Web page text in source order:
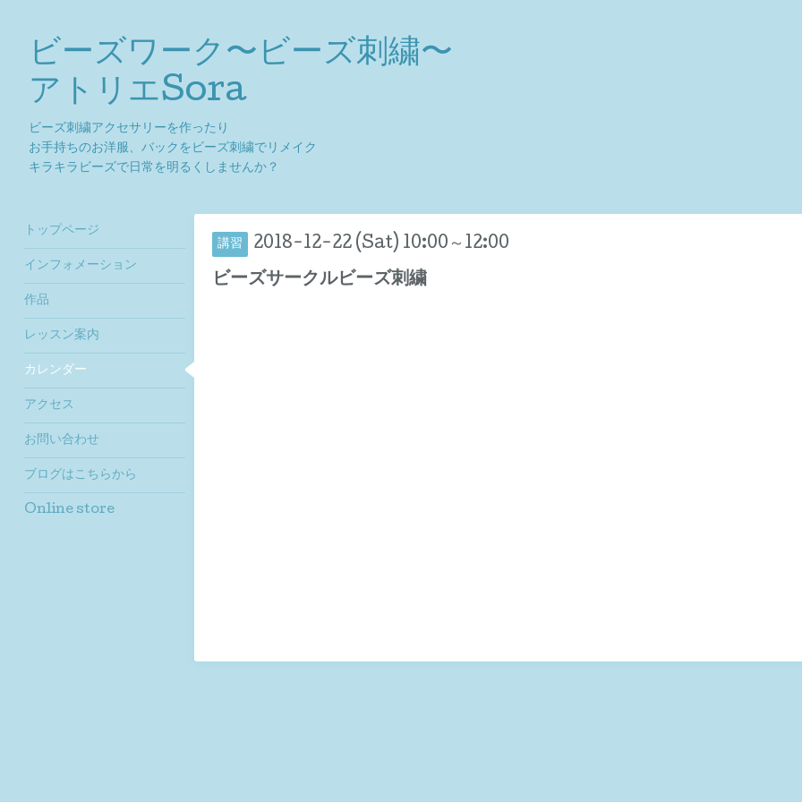
ビーズワーク〜ビーズ刺繍〜
アトリエSora
ビーズ刺繍アクセサリーを作ったり
お手持ちのお洋服、バックをビーズ刺繍でリメイク
キラキラビーズで日常を明るくしませんか？
講習 2018-12-22 (Sat) 10:00～12:00
ビーズサークルビーズ刺繍
トップページ
インフォメーション
作品
レッスン案内
カレンダー
アクセス
お問い合わせ
ブログはこちらから
Online store